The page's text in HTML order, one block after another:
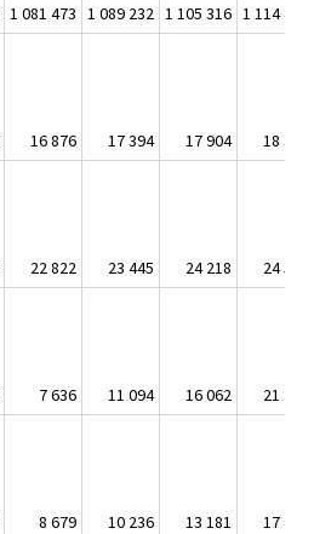
1 081 473 1 089 232 1 105 316 1 114 828
16 876 17 394 17 904
18 337
22 822 23 445 24 218
24 552
7 636 11 094 16 062
21 772
8 679 10 236 13 181
17 441